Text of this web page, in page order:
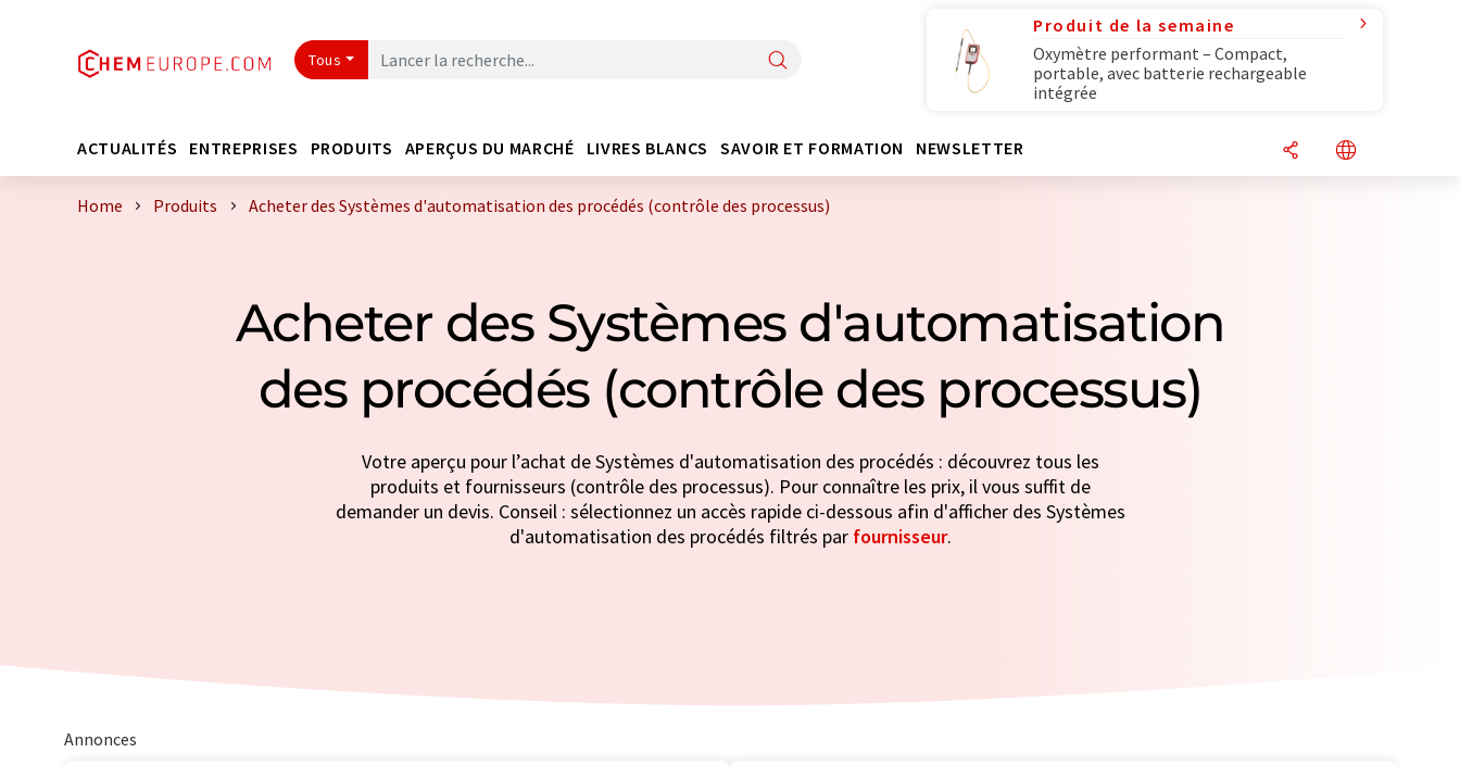
Tous
Produit de la semaine
Oxymètre performant – Compact,
portable, avec batterie rechargeable
intégrée
ACTUALITÉS ENTREPRISES PRODUITS APERÇUS DU MARCHÉ LIVRES BLANCS SAVOIR ET FORMATION NEWSLETTER
Home Produits Acheter des Systèmes d'automatisation des procédés (contrôle des processus)
Acheter des Systèmes d'automatisation
des procédés (contrôle des processus)
Votre aperçu pour l’achat de Systèmes d'automatisation des procédés : découvrez tous les
produits et fournisseurs (contrôle des processus). Pour connaître les prix, il vous suffit de
demander un devis. Conseil : sélectionnez un accès rapide ci-dessous afin d'afficher des Systèmes
d'automatisation des procédés filtrés par fournisseur.
Annonces